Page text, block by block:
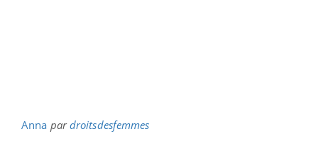
Anna pardroitsdesfemmes